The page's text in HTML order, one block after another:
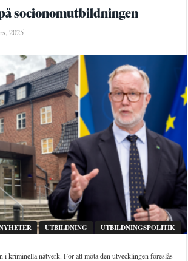
socionomutbildningen
2025
UTBILDNING UTBILDNINGSPOLITIK
i kriminella nätverk. För att möta den utvecklingen föreslås